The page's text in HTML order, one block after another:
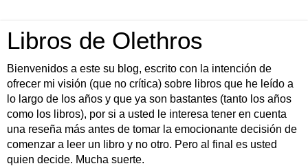
Libros de Olethros
Bienvenidos a este su blog, escrito con la intención de
ofrecer mi visión (que no crítica) sobre libros que he leído a
lo largo de los años y que ya son bastantes (tanto los años
como los libros), por si a usted le interesa tener en cuenta
una reseña más antes de tomar la emocionante decisión de
comenzar a leer un libro y no otro. Pero al final es usted
quien decide. Mucha suerte.